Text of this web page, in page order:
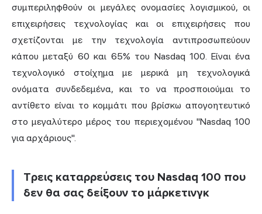
συμπεριληφθούν οι μεγάλες ονομασίες λογισμικού, οι
επιχειρήσεις τεχνολογίας και οι επιχειρήσεις που
σχετίζονται με την τεχνολογία αντιπροσωπεύουν
κάπου μεταξύ 60 και 65% του Nasdaq 100. Είναι ένα
τεχνολογικό στοίχημα με μερικά μη τεχνολογικά
ονόματα συνδεδεμένα, και το να προσποιούμαι το
αντίθετο είναι το κομμάτι που βρίσκω απογοητευτικό
στο μεγαλύτερο μέρος του περιεχομένου "Nasdaq 100
για αρχάριους".
Τρεις καταρρεύσεις του Nasdaq 100 που
δεν θα σας δείξουν το μάρκετινγκ